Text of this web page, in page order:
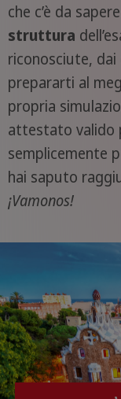
che c’è da
struttura
riconosciute, dai
prepararti al
propria
attestato valido
semplicemente
hai saputo
¡Vamonos!